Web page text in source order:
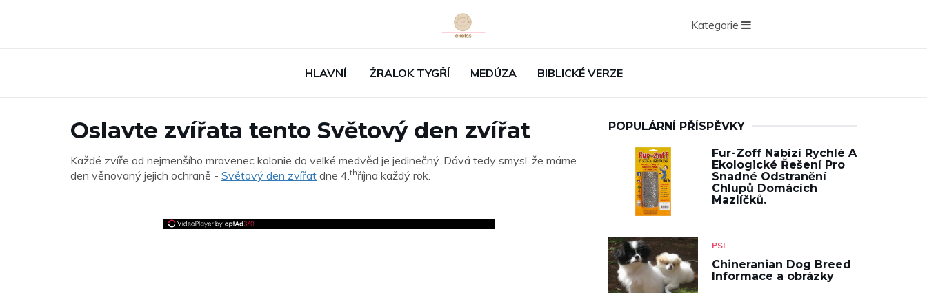
Kategorie
HLAVNÍ ŽRALOK TYGŘÍ MEDÚZA BIBLICKÉ VERZE
Oslavte zvířata tento Světový den zvířat
Každé zvíře od nejmenšího mravenec kolonie do velké medvěd je jedinečný. Dává tedy smysl, že máme
den věnovaný jejich ochraně - Světový den zvířat dne 4.thříjna každý rok.
POPULÁRNÍ PŘÍSPĚVKY
Fur-Zoff Nabízí Rychlé A
Ekologické Řešení Pro
Snadné Odstranění
Chlupů Domácích
Mazlíčků.
PSI
Chineranian Dog Breed
Informace a obrázky